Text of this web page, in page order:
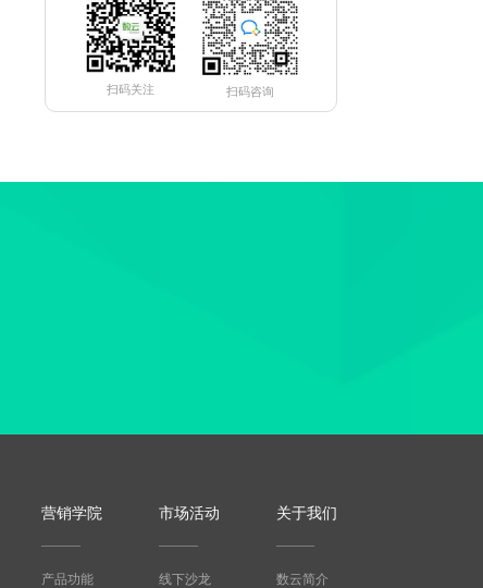
扫码关注 扫码咨询
营销学院
产品功能
市场活动
线下沙龙
关于我们
数云简介